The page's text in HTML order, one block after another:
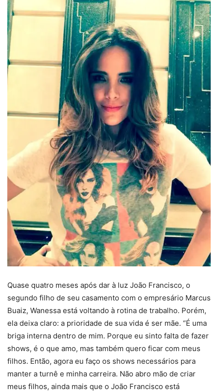
Quase quatro meses após dar à luz João Francisco, o
segundo filho de seu casamento com o empresário Marcus
Buaiz, Wanessa está voltando à rotina de trabalho. Porém,
ela deixa claro: a prioridade de sua vida é ser mãe. “É uma
briga interna dentro de mim. Porque eu sinto falta de fazer
shows, é o que amo, mas também quero ficar com meus
filhos. Então, agora eu faço os shows necessários para
manter a turnê e minha carreira. Não abro mão de criar
meus filhos, ainda mais que o João Francisco está